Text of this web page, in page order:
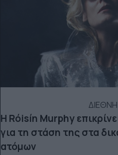
Η Róisín Murphy
για τη στάση της στα
ατόμων